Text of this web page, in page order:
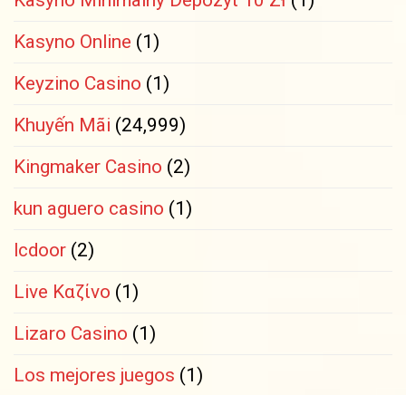
Kasyno Online (1)
Keyzino Casino (1)
Khuyến Mãi (24,999)
Kingmaker Casino (2)
kun aguero casino (1)
lcdoor (2)
Live Καζίνο (1)
Lizaro Casino (1)
Los mejores juegos (1)